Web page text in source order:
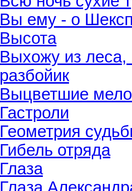
Вы ему - о
Высота
Выхожу из леса,
разбойик
Выцветшие
Гастроли
Геометрия
Гибель отряда
Глаза